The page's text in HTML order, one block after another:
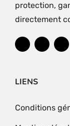
protection,
directement
LIENS
Conditions